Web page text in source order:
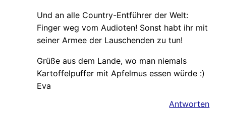
Und an alle Country-Entführer der Welt:
Finger weg vom Audioten! Sonst habt ihr mit
seiner Armee der Lauschenden zu tun!
Grüße aus dem Lande, wo man niemals
Kartoffelpuffer mit Apfelmus essen würde :)
Eva
Antworten